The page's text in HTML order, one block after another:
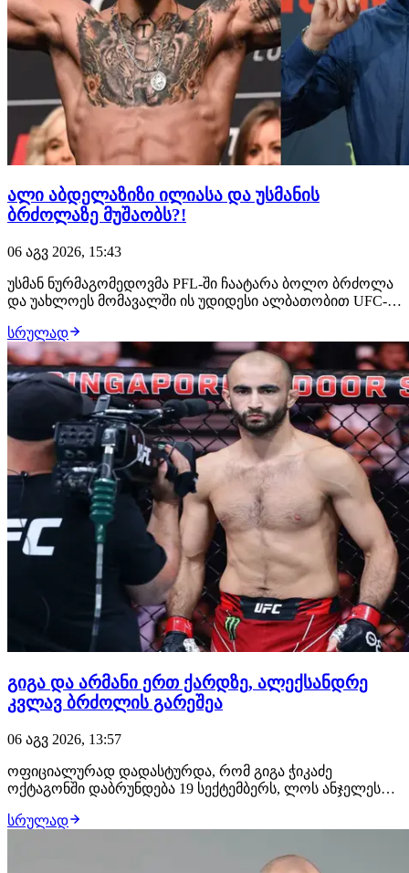
ალი აბდელაზიზი ილიასა და უსმანის
ბრძოლაზე მუშაობს?!
06 აგვ 2026, 15:43
უსმან ნურმაგომედოვმა PFL-ში ჩაატარა ბოლო ბრძოლა
და უახლოეს მომავალში ის უდიდესი ალბათობით UFC-ის
ჩემპიონის მენეჯერი, ალი აბდელაზიზი, რომელსაც სურს,
რომ მისმა კლიენტმა მსოფლიოს მთავარ პრომოუშენში
სადებიუტო ჩხუბი ილია თოფურიასთან გამართოს.…
სრულად
გიგა და არმანი ერთ ქარდზე, ალექსანდრე
კვლავ ბრძოლის გარეშეა
06 აგვ 2026, 13:57
ოფიციალურად დადასტურდა, რომ გიგა ჭიკაძე
ოქტაგონში დაბრუნდება 19 სექტემბერს, ლოს ანჯელესში
მებრძოლის მოწინააღმდეგე იქნება ჟოანდერსონ ბრიტო,
იგივე ქარდზე თანამთავარ ჩხუბში არმან ცარუკიანი
სრულად